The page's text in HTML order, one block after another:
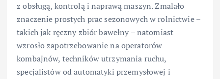
z obsługą, kontrolą i naprawą maszyn. Zmalało
znaczenie prostych prac sezonowych w rolnictwie –
takich jak ręczny zbiór bawełny – natomiast
wzrosło zapotrzebowanie na operatorów
kombajnów, techników utrzymania ruchu,
specjalistów od automatyki przemysłowej i